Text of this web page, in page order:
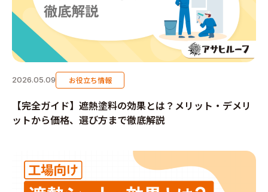
2026.05.09 お役立ち情報
【完全ガイド】遮熱塗料の効果とは？メリット・デメリ
ットから価格、選び方まで徹底解説